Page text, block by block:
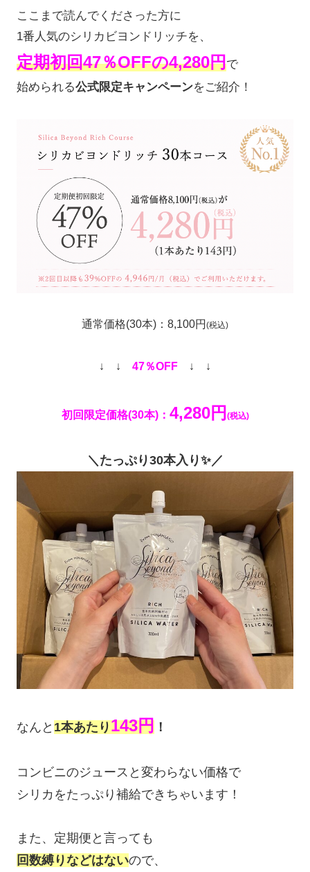
ここまで読んでくださった方に
1番人気のシリカビヨンドリッチを、
定期初回47％OFFの4,280円で
始められる公式限定キャンペーンをご紹介！
通常価格(30本)：8,100円 (税込)
↓ ↓ 47％OFF ↓ ↓
初回限定価格(30本)： 4,280円 (税込)
＼たっぷり30本入り✨／
なんと 1本あたり143円 ！
コンビニのジュースと変わらない価格で
シリカをたっぷり補給できちゃいます！
また、定期便と言っても
回数縛りなどはないので、